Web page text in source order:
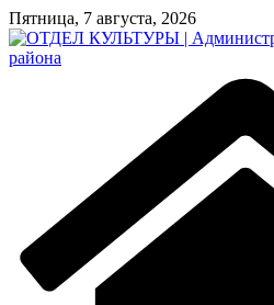
Перейти
к
содержимому
Пятница, 7 августа, 2026